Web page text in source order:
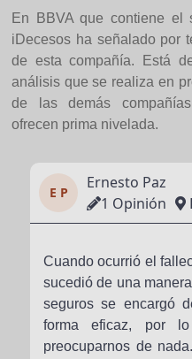
En BBVA que contiene el
iDecesos ha señalado por
de esta compañía. Está
análisis que se realiza en
de las demás
ofrecen prima nivelada.
E P
Ernesto Paz
1 Opinión
Cuando ocurrió el
sucedió de una
seguros se encargó
forma eficaz, por
preocuparnos de